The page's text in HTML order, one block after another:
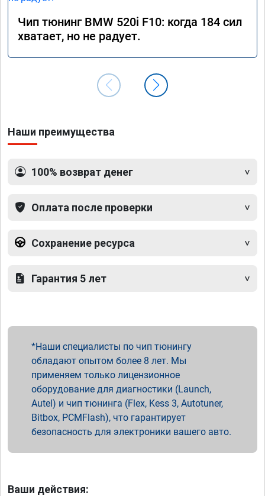
Чип тюнинг BMW 520i F10: когда 184 сил
хватает, но не радует.
Наши преимущества
100% возврат денег
Оплата после проверки
Сохранение ресурса
Гарантия 5 лет
Наши специалисты по чип тюнингу
обладают опытом более 8 лет. Мы
применяем только лицензионное
оборудование для диагностики (Launch,
Autel) и чип тюнинга (Flex, Kess 3, Autotuner,
Bitbox, PCMFlash), что гарантирует
безопасность для электроники вашего авто.
Ваши действия: